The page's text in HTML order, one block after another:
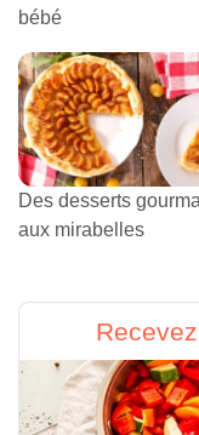
bébé
Des desserts
aux mirabelles